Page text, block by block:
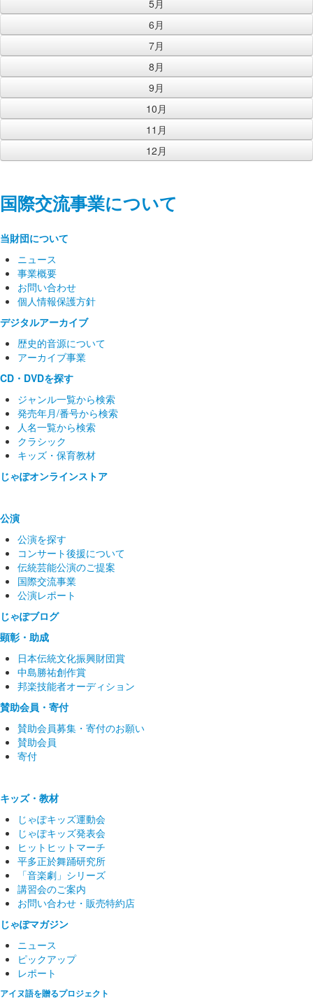
5月
6月
7月
8月
9月
10月
11月
12月
国際交流事業について
当財団について
ニュース
事業概要
お問い合わせ
個人情報保護方針
デジタルアーカイブ
歴史的音源について
アーカイブ事業
CD・DVDを探す
ジャンル一覧から検索
発売年月/番号から検索
人名一覧から検索
クラシック
キッズ・保育教材
じゃぽオンラインストア
公演
公演を探す
コンサート後援について
伝統芸能公演のご提案
国際交流事業
公演レポート
じゃぽブログ
顕彰・助成
日本伝統文化振興財団賞
中島勝祐創作賞
邦楽技能者オーディション
賛助会員・寄付
賛助会員募集・寄付のお願い
賛助会員
寄付
キッズ・教材
じゃぽキッズ運動会
じゃぽキッズ発表会
ヒットヒットマーチ
平多正於舞踊研究所
「音楽劇」シリーズ
講習会のご案内
お問い合わせ・販売特約店
じゃぽマガジン
ニュース
ピックアップ
レポート
アイヌ語を贈るプロジェクト